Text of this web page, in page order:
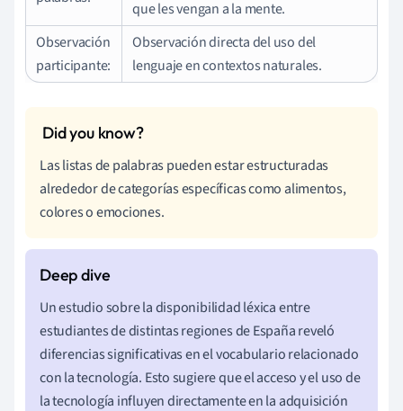
que les vengan a la mente.
Observación
participante:
Observación directa del uso del
lenguaje en contextos naturales.
Las listas de palabras pueden estar estructuradas
alrededor de categorías específicas como alimentos,
colores o emociones.
Un estudio sobre la disponibilidad léxica entre
estudiantes de distintas regiones de España reveló
diferencias significativas en el vocabulario relacionado
con la tecnología. Esto sugiere que el acceso y el uso de
la tecnología influyen directamente en la adquisición